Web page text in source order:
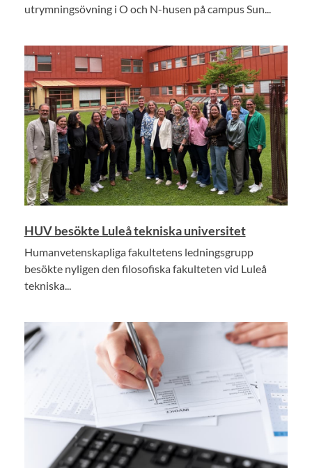
utrymningsövning i O och N-husen på campus Sun...
HUV besökte Luleå tekniska universitet
Humanvetenskapliga fakultetens ledningsgrupp
besökte nyligen den filosofiska fakulteten vid Luleå
tekniska...